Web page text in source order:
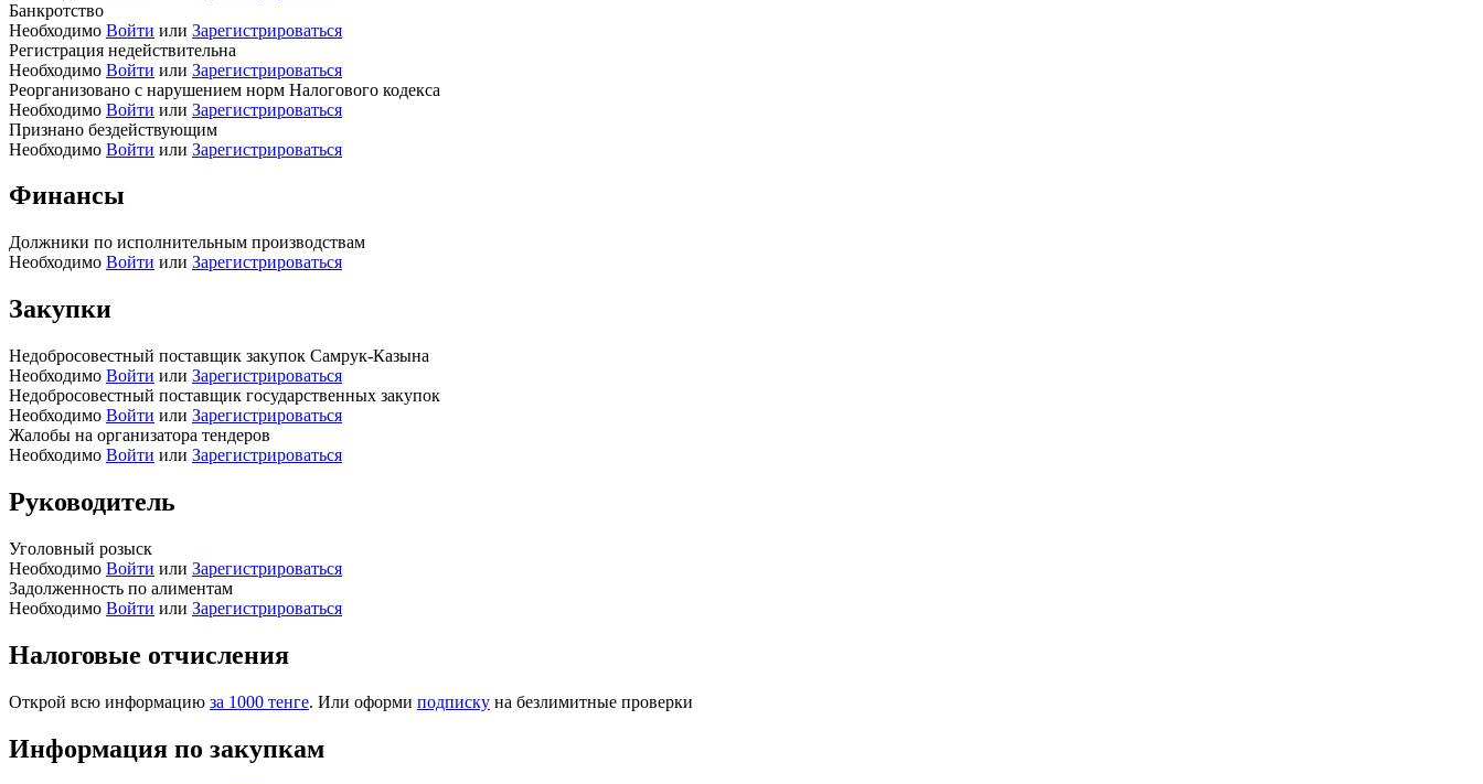
Банкротство
Необходимо Войти или Зарегистрироваться
Регистрация недействительна
Необходимо Войти или Зарегистрироваться
Реорганизовано с нарушением норм Налогового кодекса
Необходимо Войти или Зарегистрироваться
Признано бездействующим
Необходимо Войти или Зарегистрироваться
Финансы
Должники по исполнительным производствам
Необходимо Войти или Зарегистрироваться
Закупки
Недобросовестный поставщик закупок Самрук-Казына
Необходимо Войти или Зарегистрироваться
Недобросовестный поставщик государственных закупок
Необходимо Войти или Зарегистрироваться
Жалобы на организатора тендеров
Необходимо Войти или Зарегистрироваться
Руководитель
Уголовный розыск
Необходимо Войти или Зарегистрироваться
Задолженность по алиментам
Необходимо Войти или Зарегистрироваться
Налоговые отчисления
Открой всю информацию за 1000 тенге. Или оформи подписку на безлимитные проверки
Информация по закупкам